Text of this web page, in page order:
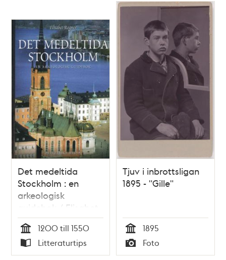
Det medeltida
Stockholm : en
arkeologisk
guidebok / Elisabet
Regner
Tid
1200 till 1550
Typ
Litteraturtips
Tjuv i inbrottsligan
1895 - "Gille"
Tid
1895
Typ
Foto